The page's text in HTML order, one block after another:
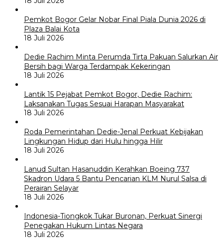
Pemkot Bogor Gelar Nobar Final Piala Dunia 2026 di
Plaza Balai Kota
18 Juli 2026
Dedie Rachim Minta Perumda Tirta Pakuan Salurkan Air
Bersih bagi Warga Terdampak Kekeringan
18 Juli 2026
Lantik 15 Pejabat Pemkot Bogor, Dedie Rachim:
Laksanakan Tugas Sesuai Harapan Masyarakat
18 Juli 2026
Roda Pemerintahan Dedie-Jenal Perkuat Kebijakan
Lingkungan Hidup dari Hulu hingga Hilir
18 Juli 2026
Lanud Sultan Hasanuddin Kerahkan Boeing 737
Skadron Udara 5 Bantu Pencarian KLM Nurul Salsa di
Perairan Selayar
18 Juli 2026
Indonesia-Tiongkok Tukar Buronan, Perkuat Sinergi
Penegakan Hukum Lintas Negara
18 Juli 2026